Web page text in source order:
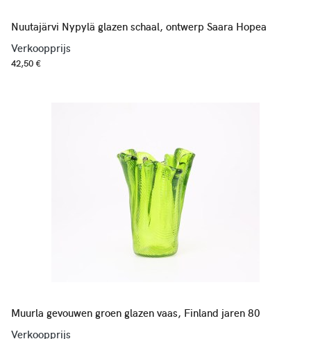
Nuutajärvi Nypylä glazen schaal, ontwerp Saara Hopea
Verkoopprijs
42,50 €
Muurla gevouwen groen glazen vaas, Finland jaren 80
Verkoopprijs